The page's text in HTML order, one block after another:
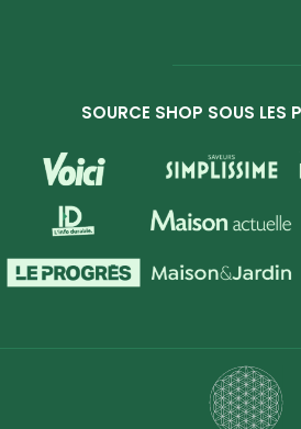
SOURCE SHOP SOUS LES